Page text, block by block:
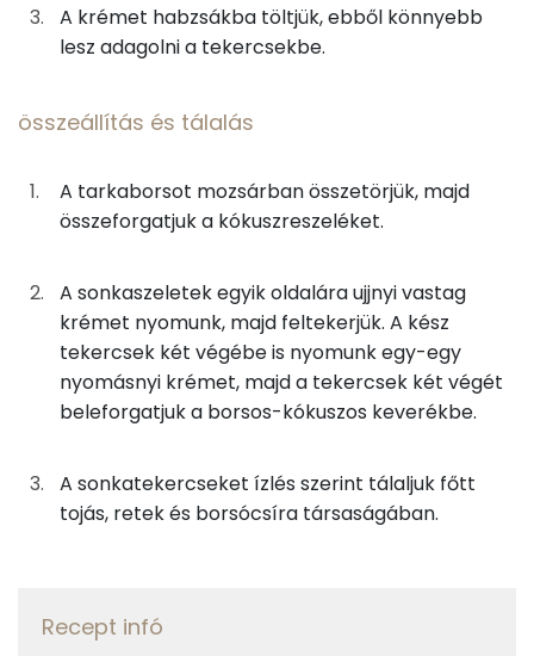
1gzselatinfix
2 kcal
0gfekete bors
46gújhagyma
9 kcal
15gsárgabaracklekvár 42 kcal
összeállítás és tálalás
prágai sonka
0gbors
0 kcal
Összesen
Szelén
C vitamin:
Kolin:
E vitamin:
β-karotin
Niacin - B3 vitamin:
Fehérje
Összesen 24.2 g
A krémet habzsákba töltjük, ebből könnyebb
lesz adagolni a tekercsekbe.
összeállítás és tálalás
A tarkaborsot mozsárban összetörjük, majd
összeforgatjuk a kókuszreszeléket.
A sonkaszeletek egyik oldalára ujjnyi vastag
krémet nyomunk, majd feltekerjük. A kész
tekercsek két végébe is nyomunk egy-egy
nyomásnyi krémet, majd a tekercsek két végét
beleforgatjuk a borsos-kókuszos keverékbe.
A sonkatekercseket ízlés szerint tálaljuk főtt
tojás, retek és borsócsíra társaságában.
Recept infó